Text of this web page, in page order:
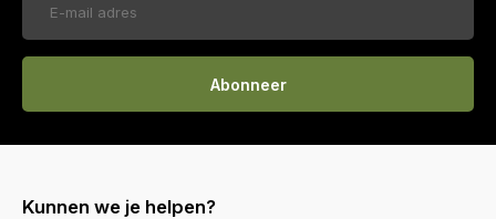
Abonneer
Kunnen we je helpen?